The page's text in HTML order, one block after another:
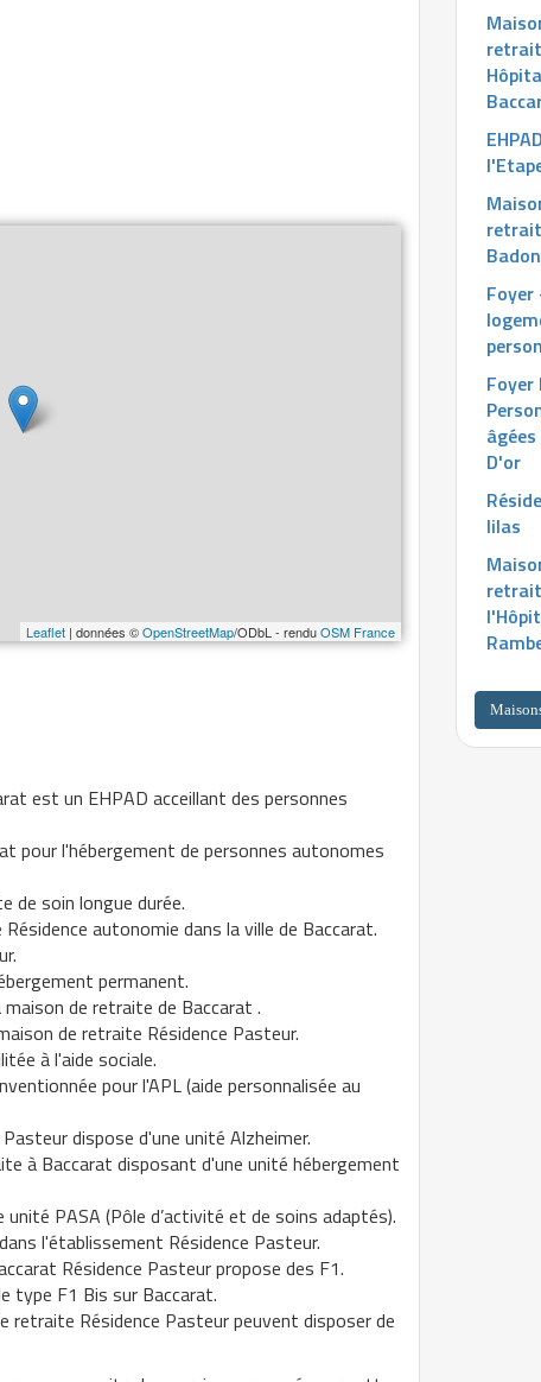
Leaflet | données ©OpenStreetMap/ODbL - renduOSM France
est un EHPAD acceillant des personnes
pour l'hébergement de personnes autonomes
de soin longue durée.
autonomie dans la ville de Baccarat.
permanent.
de retraite de Baccarat .
de retraite Résidence Pasteur.
à l'aide sociale.
pour l'APL (aide personnalisée au
dispose d'une unité Alzheimer.
à Baccarat disposant d'une unité hébergement
PASA (Pôle d’activité et de soins adaptés).
l'établissement Résidence Pasteur.
Résidence Pasteur propose des F1.
type F1 Bis sur Baccarat.
Résidence Pasteur peuvent disposer de
Foyer
Foyer
D'or
lilas